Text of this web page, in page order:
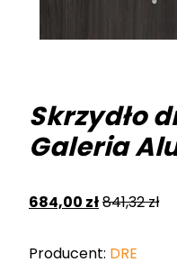
Skrzydło
Galeria
684,00 zł841,32zł
Producent: DRE